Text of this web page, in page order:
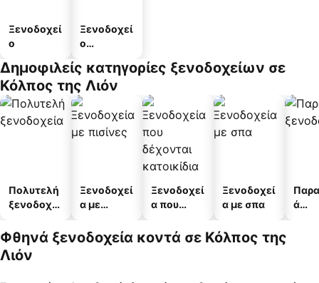
Ξενοδοχεί
ο
Ξενοδοχεί
ο
άτων
Δημοφιλείς κατηγορίες ξενοδοχείων σε
Κόλπος της Λιόν
Πολυτελή
ξενοδοχεί
Ξενοδοχεί
α με
Ξενοδοχεί
α που
κατοικίδι
Ξενοδοχεί
α με σπα
ά
Φθηνά ξενοδοχεία κοντά σε Κόλπος της
Λιόν